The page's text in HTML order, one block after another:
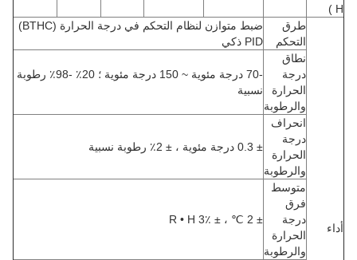
H
)
أداء
طرق
التحكم
ضبط متوازن لنظام التحكم في درجة الحرارة (BTHC)
PID ذكي
نطاق
درجة
الحرارة
والرطوبة
-70 درجة مئوية ~ 150 درجة مئوية ؛
20٪ -98٪ رطوبة
نسبية
انحراف
درجة
الحرارة
والرطوبة
± 0.3 درجة مئوية ، ± 2٪ رطوبة نسبية
متوسط ​​
فرق
درجة
الحرارة
والرطوبة
± 2 ℃ ، ± 3٪ R • H